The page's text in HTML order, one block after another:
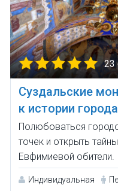
23
Суздальские
к истории города
Полюбоваться
точек и открыть
Евфимиевой обители.
Индивидуальная